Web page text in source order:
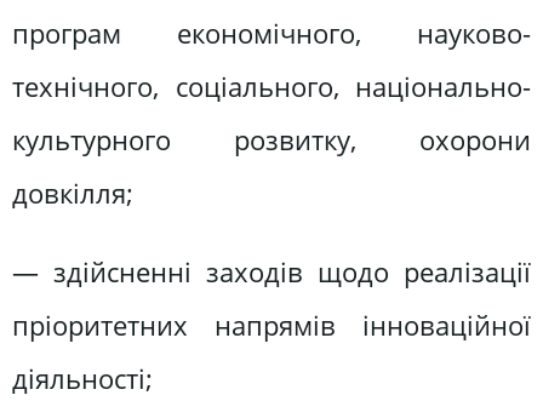
програм економічного, науково-
технічного, соціального, національно-
культурного розвитку, охорони
довкілля;
— здійсненні заходів щодо реалізації
пріоритетних напрямів інноваційної
діяльності;